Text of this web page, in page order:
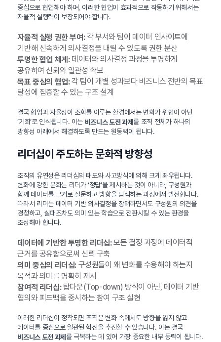
중심으로 협업해야 하며, 이러한 협업이 효과적으로 작동하기 위해서는
자율적 실행력이 보장되어야 합니다.
자율적 실행 권한 부여:각 부서와 팀이 데이터 인사이트에
기반해 신속하게 의사결정을 내릴 수 있도록 권한 분산
투명한 협업 체계:데이터와 의사결정 과정을 투명하게
공유하여 신뢰와 일관성 확보
목표 중심의 협업:각 팀이 개별 성과보다 비즈니스 전반의 목표
달성에 집중할 수 있는 구조 설계
결국 협업과 자율성이 조화를 이루는 환경에서는 변화가 위협이 아닌
‘기회’로 인식됩니다. 이는 비즈니스 도전 과제 를 조직 전체가 하나의
방향성 아래에서 해결하도록 만드는 원동력이 됩니다.
리더십이 주도하는 문화적 방향성
조직의 유연성은 리더십의 태도와 사고방식에 의해 크게 좌우됩니다.
변화에 강한 문화는 리더가 ‘정답’을 제시하는 것이 아니라, 구성원과
함께 데이터를 근거로 질문하고 방향을 탐색하는 과정에서 발전합니다.
따라서 리더는 데이터 기반 의사결정을 장려하면서도 구성원의 의견을
경청하고, 실패조차도 의미 있는 학습으로 전환시킬 수 있는 환경을
조성해야 합니다.
데이터에 기반한 투명한 리더십:모든 결정 과정에 데이터적
근거를 공유함으로써 신뢰 구축
의미 중심의 리더십:구성원들이 왜 변화를 수용해야 하는지
목적과 의미를 명확히 제시
참여적 리더십:탑다운(Top-down) 방식이 아닌, 데이터 기반
협의와 피드백을 중시하는 참여 구조 실현
이러한 리더십이 정착되면 조직은 변화 속에서도 방향을 잃지 않고
데이터를 중심으로 일관된 혁신을 추진할 수 있습니다. 이는 결국
비즈니스 도전 과제 를 극복하는 데 있어 가장 중요한 내부 동력이 됩니다.